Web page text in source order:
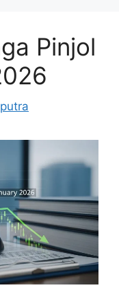
Pinjol